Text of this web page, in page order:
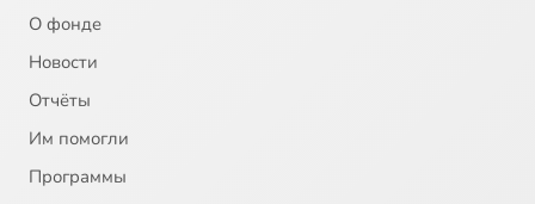
О фонде
Новости
Отчёты
Им помогли
Программы